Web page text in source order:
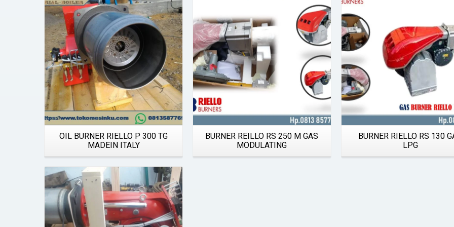
Details
OIL BURNER RIELLO P 300 TG
MADEIN ITALY
BURNER REILLO RS 250 M GAS
MODULATING
BURNER RIELLO RS 130
LPG
Details